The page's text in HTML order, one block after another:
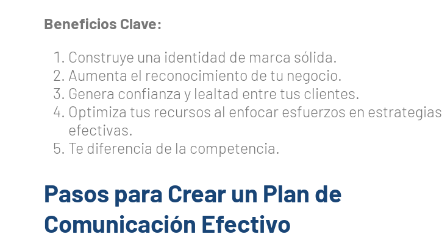
Beneficios Clave:
Construye una identidad de marca sólida.
Aumenta el reconocimiento de tu negocio.
Genera confianza y lealtad entre tus clientes.
Optimiza tus recursos al enfocar esfuerzos en estrategias
efectivas.
Te diferencia de la competencia.
Pasos para Crear un Plan de
Comunicación Efectivo